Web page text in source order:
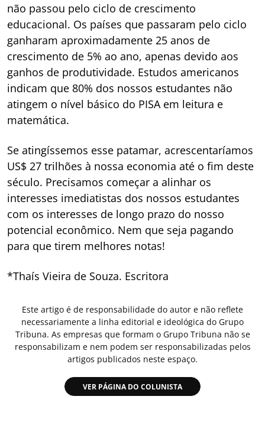
não passou pelo ciclo de crescimento
educacional. Os países que passaram pelo ciclo
ganharam aproximadamente 25 anos de
crescimento de 5% ao ano, apenas devido aos
ganhos de produtividade. Estudos americanos
indicam que 80% dos nossos estudantes não
atingem o nível básico do PISA em leitura e
matemática.
Se atingíssemos esse patamar, acrescentaríamos
US$ 27 trilhões à nossa economia até o fim deste
século. Precisamos começar a alinhar os
interesses imediatistas dos nossos estudantes
com os interesses de longo prazo do nosso
potencial econômico. Nem que seja pagando
para que tirem melhores notas!
*Thaís Vieira de Souza. Escritora
Este artigo é de responsabilidade do autor e não reflete
necessariamente a linha editorial e ideológica do Grupo
Tribuna. As empresas que formam o Grupo Tribuna não se
responsabilizam e nem podem ser responsabilizadas pelos
artigos publicados neste espaço.
VER PÁGINA DO COLUNISTA